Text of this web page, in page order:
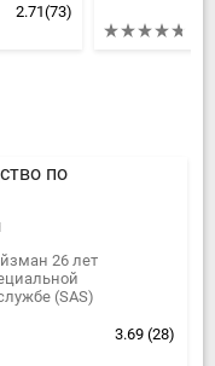
2.71(73)
по
26 лет
(SAS)
этого всемирно
3.69 (28)